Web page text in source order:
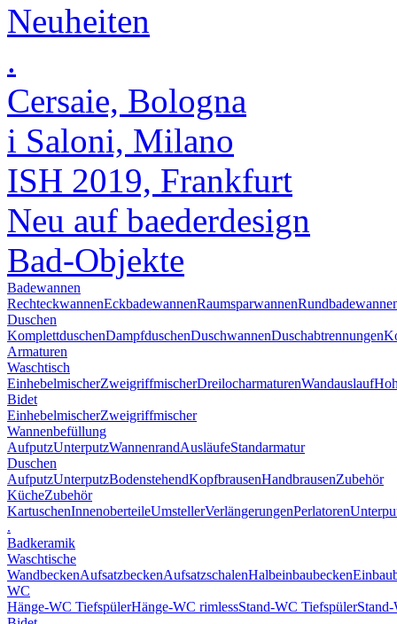
Neuheiten
.
Cersaie, Bologna
i Saloni, Milano
ISH 2019, Frankfurt
Neu auf baederdesign
Bad-Objekte
Badewannen
RechteckwannenEckbadewannenRaumsparwannen
Duschen
KomplettduschenDampfduschenDuschwannenDuschabtrennungen
Armaturen
Waschtisch
EinhebelmischerZweigriffmischerDreilocharmaturenWandauslauf
Bidet
EinhebelmischerZweigriffmischer
Wannenbefüllung
AufputzUnterputzWannenrandAusläufeStandarmatur
Duschen
AufputzUnterputzBodenstehendKopfbrausenHandbrausenZubehör
KücheZubehör
KartuschenInnenoberteileUmstellerVerlängerungenPerlatoren
.
Badkeramik
Waschtische
WandbeckenAufsatzbeckenAufsatzschalenHalbeinbaubecken
WC
Hänge-WC TiefspülerHänge-WC rimlessStand-WC Tiefspüler